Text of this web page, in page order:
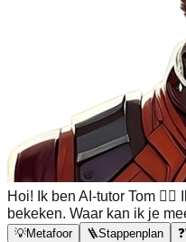
Hoi! Ik ben AI-tutor Tom
bekeken. Waar kan ik je
💡Metafoor 🪜Stappenplan ❓